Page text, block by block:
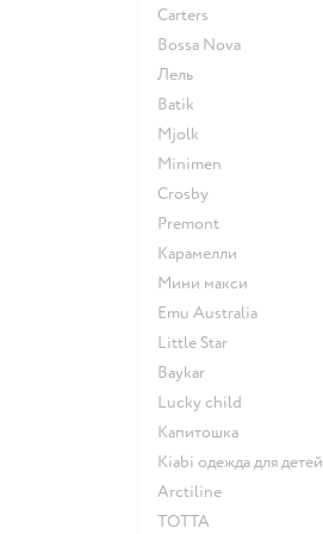
Сarters
Bossa Nova
Лель
Batik
Mjolk
Minimen
Crosby
Premont
Карамелли
Мини макси
Emu Australia
Little Star
Baykar
Lucky child
Капитошка
Kiabi одежда для детей
Arctiline
ТОТТА